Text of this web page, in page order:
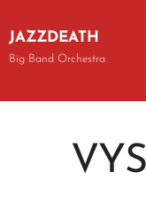
JAZZDEATH
Big Band Orchestra